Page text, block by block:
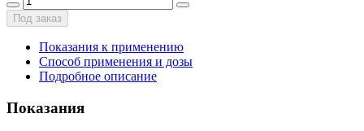
Под заказ
Показания к применению
Способ применения и дозы
Подробное описание
Показания